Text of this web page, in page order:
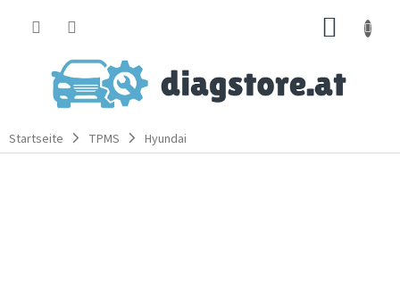
Startseite TPMS Hyundai